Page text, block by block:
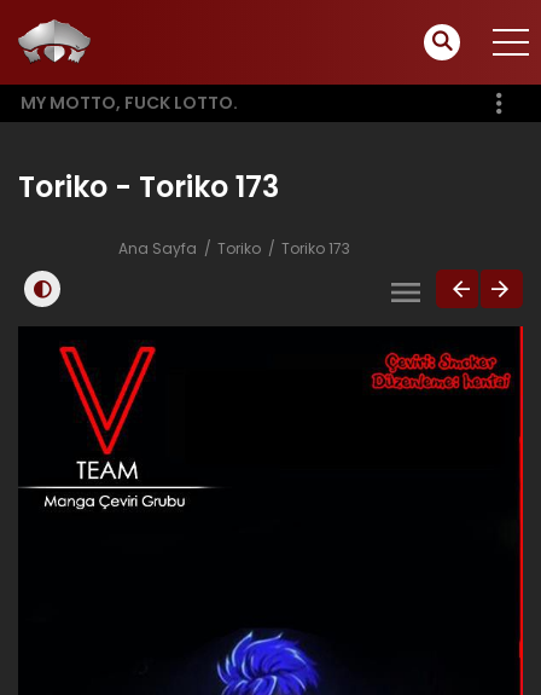
MY MOTTO, FUCK LOTTO.
Toriko - Toriko 173
Ana Sayfa Toriko Toriko 173